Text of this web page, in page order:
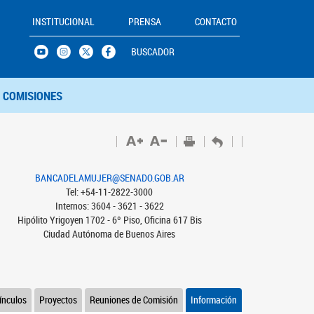
INSTITUCIONAL PRENSA CONTACTO
BUSCADOR
COMISIONES
BANCADELAMUJER@SENADO.GOB.AR
Tel: +54-11-2822-3000
Internos: 3604 - 3621 - 3622
Hipólito Yrigoyen 1702 - 6º Piso, Oficina 617 Bis
Ciudad Autónoma de Buenos Aires
Información
Reuniones de Comisión
Proyectos